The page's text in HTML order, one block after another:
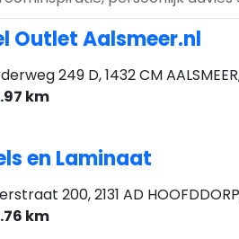
Outlet Aalsmeer.nl
249 D, 1432 CM
km
en Laminaat
200, 2131 AD
km